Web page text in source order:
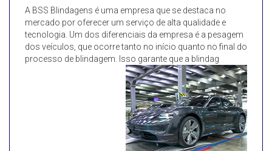
A BSS Blindagens é uma empresa que se destaca no
mercado por oferecer um serviço de alta qualidade e
tecnologia. Um dos diferenciais da empresa é a pesagem
dos veículos, que ocorre tanto no início quanto no final do
processo de blindagem. Isso garante que a blindag